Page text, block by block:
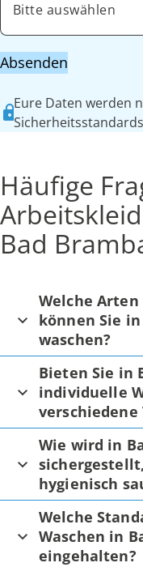
Bitte auswählen
Absenden
Eure Daten werden
Häufige
Bad
Welche
können Sie
waschen?
Bieten Sie in
individuelle
Wie wird in
hygienisch
Welche
Waschen in
eingehalten?